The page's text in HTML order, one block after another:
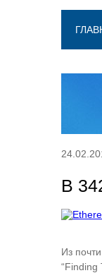
В
Из
“Finding